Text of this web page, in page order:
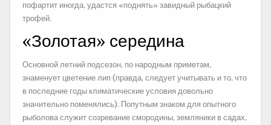
пофартит иногда, удастся «поднять» завидный рыбацкий
трофей.
«Золотая» середина
Основной летний подсезон, по народным приметам,
знаменует цветение лип (правда, следует учитывать и то, что
в последние годы климатические условия довольно
значительно поменялись). Попутным знаком для опытного
рыболова служит созревание смородины, земляники в садах,